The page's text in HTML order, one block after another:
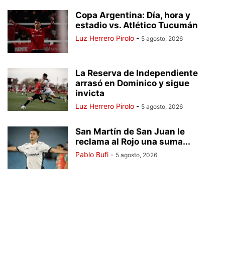
Copa Argentina: Día, hora y
estadio vs. Atlético Tucumán
Luz Herrero Pirolo - 5 agosto, 2026
La Reserva de Independiente
arrasó en Dominico y sigue
invicta
Luz Herrero Pirolo - 5 agosto, 2026
San Martín de San Juan le
reclama al Rojo una suma...
Pablo Bufi - 5 agosto, 2026